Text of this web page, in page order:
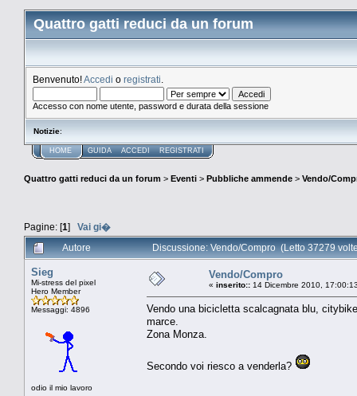
Quattro gatti reduci da un forum
Benvenuto!Accedi o registrati
Accesso con nome utente, password e durata della sessione
Notizie:
HOME GUIDA ACCEDI REGISTRATI
Quattro gatti reduci da un forum > Eventi > Pubbliche ammende > Vendo/
Pagine: [1] Vai gi�
Autore
Discussione: Vendo/Compro (Letto 37279
Sieg
Mi-stress del pixel
Hero Member
Messaggi: 4896
odio il mio lavoro
Vendo/Compro
« inserito:: 14 Dicembre 2010,
Vendo una bicicletta scalcagnata blu,
marce.
Zona Monza.
Secondo voi riesco a venderla?